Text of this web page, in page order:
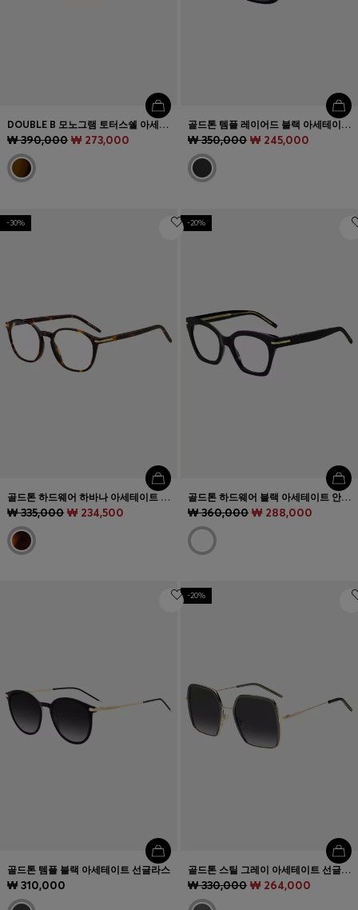
DOUBLE B 모노그램 토터스쉘 아세테이트 선글라스
₩ 390,000 ₩ 273,000
골드톤 템플 레이어드 블랙 아세테이트 선글라스
₩ 350,000 ₩ 245,000
-30%
골드톤 하드웨어 하바나 아세테이트 안경테
₩ 335,000 ₩ 234,500
-20%
골드톤 하드웨어 블랙 아세테이트 안경테
₩ 360,000 ₩ 288,000
골드톤 템플 블랙 아세테이트 선글라스
₩ 310,000
-20%
골드톤 스틸 그레이 아세테이트 선글라스
₩ 330,000 ₩ 264,000